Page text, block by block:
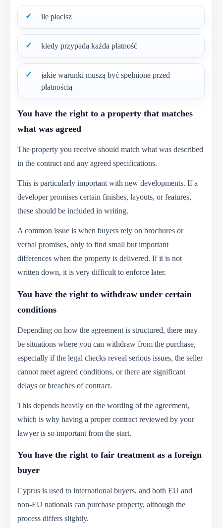
ile płacisz
kiedy przypada każda płatność
jakie warunki muszą być spełnione przed
płatnością
You have the right to a property that matches
what was agreed
The property you receive should match what was described
in the contract and any agreed specifications.
This is particularly important with new developments. If a
developer promises certain finishes, layouts, or features,
these should be included in writing.
A common issue is when buyers rely on brochures or
verbal promises, only to find small but important
differences when the property is delivered. If it is not
written down, it is very difficult to enforce later.
You have the right to withdraw under certain
conditions
Depending on how the agreement is structured, there may
be situations where you can withdraw from the purchase,
especially if the legal checks reveal serious issues, the seller
cannot meet agreed conditions, or there are significant
delays or breaches of contract.
This depends heavily on the wording of the agreement,
which is why having a proper contract reviewed by your
lawyer is so important from the start.
You have the right to fair treatment as a foreign
buyer
Cyprus is used to international buyers, and both EU and
non-EU nationals can purchase property, although the
process differs slightly.